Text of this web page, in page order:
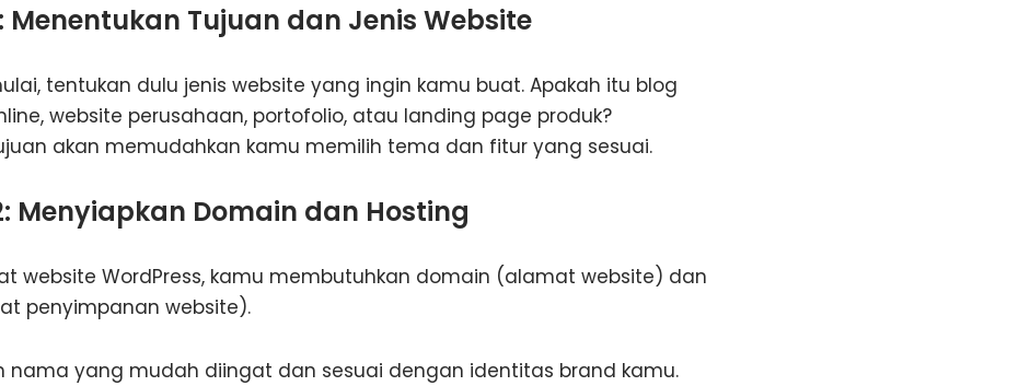
Menentukan Tujuan dan Jenis Website
tentukan dulu jenis website yang ingin kamu buat. Apakah itu blog
website perusahaan, portofolio, atau landing page produk?
akan memudahkan kamu memilih tema dan fitur yang sesuai.
Menyiapkan Domain dan Hosting
website WordPress, kamu membutuhkan domain (alamat website) dan
penyimpanan website).
nama yang mudah diingat dan sesuai dengan identitas brand kamu.